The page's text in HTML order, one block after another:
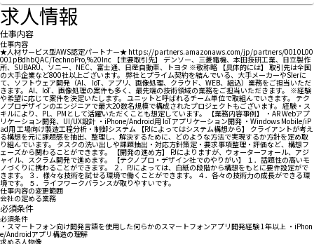
求人情報
仕事内容
仕事内容
★人材サービス型AWS認定パートナー★ https://partners.amazonaws.com/jp/partners/0010L00
001pBdhbQAC/TechnoPro,%20Inc 【主要取引先】 デンソー、三菱電機、本田技研工業、日立製作
所、SUBARU、ソニー、NEC、富士通、日産自動車、トヨタ ※敬称略 【具体的には】 取引先は全国
の大手企業など800社以上ございます。 弊社とプライム契約を結んでいる、大手メーカーやSIerに
て、ソフトウェア開発（AI、 IoT、アプリ、画像処理、クラウド、WEB、組込）業務をご担当いただ
きます。 AI、IoT、画像処理の案件も多く、最先端の技術領域の業務をご担当いただきます。 ※経験
や希望に応じて案件を決定いたします。 ユニットと呼ばれるチーム単位で取組んでいきます。 テク
ノプロデザインのエンジニアで最大20数名規模で構成されたプロジェクトもございます。 経験・ス
キルにより、PL、PMとして活躍いただくことも想定しています。 【業務内容事例】 ・AR Webアプ
リケーション開発、UI/UX設計 ・iPhone/Android用 IoTアプリケーション開発 ・Windows Mobile/iP
ad用 工場向け製造工程分析・制御システム 【PJによってはシステム構想から】 クライアントが考え
る構想を元に課題感を抽出、整理し、解決するために、どのような方法で実現するか方針を定め取
り組んでいます。 タスクの洗い出しや課題抽出・対応方針策定・要求事項整理・評価など、構想フ
ェーズから関わることができます。 【開発の進め方】 PJによりますが、ウォーターフォール、アジ
ャイル、スクラム開発で進めます。 【テクノプロ・デザイン社でのやりがい】 １．話題性の高いモ
ノづくりに携わることができます。 ２．PJによっては、白紙の段階から構想をもとに要件設定がで
きます。 ３．様々な技術を試せる環境で働くことができます。 ４．各々の技術力の成長ができる環
境です。 ５．ライフワークバランスが取りやすいです。
仕事内容の変更範囲
会社の定める業務
必須条件
必須条件
・スマートフォン向け開発言語を使用した何らかのスマートフォンアプリ開発経験 1年以上 ・iPhon
e/Androidアプリ構造の理解
求める人物像